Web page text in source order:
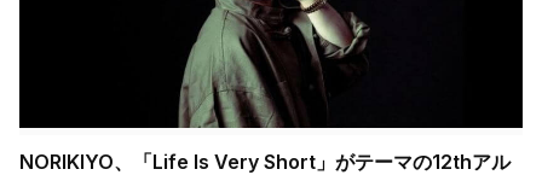
NORIKIYO、「Life Is Very Short」がテーマの12thアル